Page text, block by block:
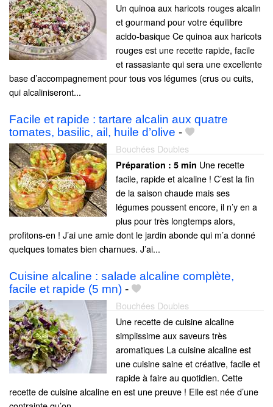
Un quinoa aux haricots rouges alcalin
et gourmand pour votre équilibre
acido-basique Ce quinoa aux haricots
rouges est une recette rapide, facile
et rassasiante qui sera une excellente
base d’accompagnement pour tous vos légumes (crus ou cuits,
qui alcaliniseront...
Facile et rapide : tartare alcalin aux quatre
tomates, basilic, ail, huile d’olive -
Bouchées Doubles
Préparation : 5 min Une recette
facile, rapide et alcaline ! C’est la fin
de la saison chaude mais ses
légumes poussent encore, il n’y en a
plus pour très longtemps alors,
profitons-en ! J’ai une amie dont le jardin abonde qui m’a donné
quelques tomates bien charnues. J’ai...
Cuisine alcaline : salade alcaline complète,
facile et rapide (5 mn) -
Bouchées Doubles
Une recette de cuisine alcaline
simplissime aux saveurs très
aromatiques La cuisine alcaline est
une cuisine saine et créative, facile et
rapide à faire au quotidien. Cette
recette de cuisine alcaline en est une preuve ! Elle est née d’une